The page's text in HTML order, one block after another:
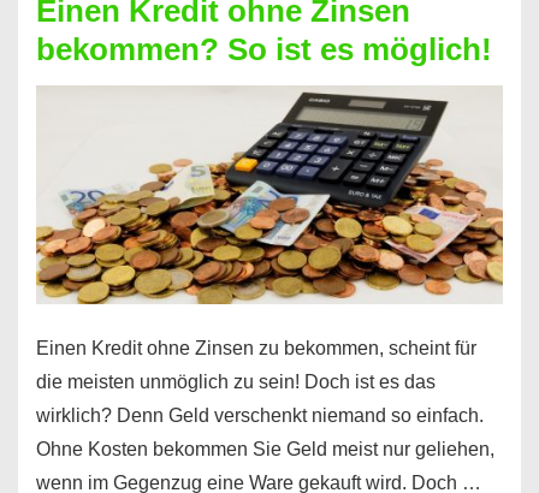
Festvertrag
für
jeden
erfahren
Sie
es
Einen Kredit ohne Zinsen
bekommen? So ist es möglich!
Einen Kredit ohne Zinsen zu bekommen, scheint für
die meisten unmöglich zu sein! Doch ist es das
wirklich? Denn Geld verschenkt niemand so einfach.
Ohne Kosten bekommen Sie Geld meist nur geliehen,
wenn im Gegenzug eine Ware gekauft wird. Doch …